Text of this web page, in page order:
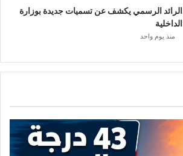
الرائد الرسمي يكشف عن تسميات جديدة بوزارة
الداخلية
منذ يوم واحد